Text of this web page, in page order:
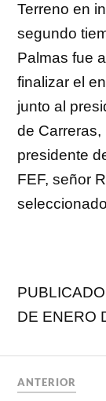
Terreno en
segundo
Palmas fue
finalizar el
junto al
de Carreras,
presidente
FEF, señor
DE ENERO
ANTERIOR